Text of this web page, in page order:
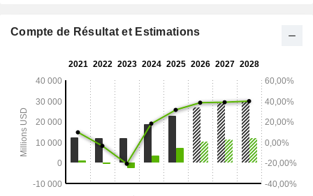
Compte de Résultat et Estimations